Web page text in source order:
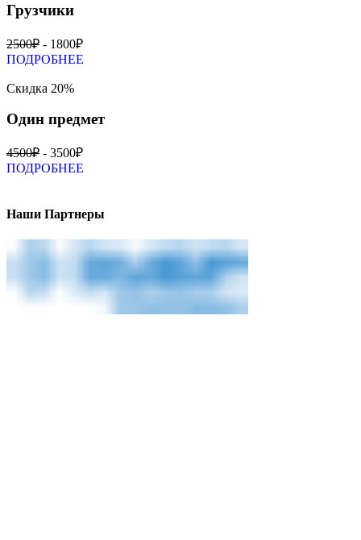
Грузчики
2500₽ - 1800₽
ПОДРОБНЕЕ
Скидка 20%
Один предмет
4500₽ - 3500₽
ПОДРОБНЕЕ
Наши Партнеры